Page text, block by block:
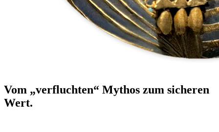
Vom „verfluchten“ Mythos zum sicheren
Wert.